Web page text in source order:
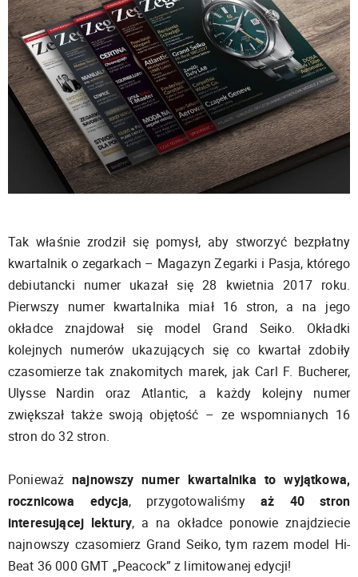
Tak właśnie zrodził się pomysł, aby stworzyć bezpłatny
kwartalnik o zegarkach – Magazyn Zegarki i Pasja, którego
debiutancki numer ukazał się 28 kwietnia 2017 roku.
Pierwszy numer kwartalnika miał 16 stron, a na jego
okładce znajdował się model Grand Seiko. Okładki
kolejnych numerów ukazujących się co kwartał zdobiły
czasomierze tak znakomitych marek, jak Carl F. Bucherer,
Ulysse Nardin oraz Atlantic, a każdy kolejny numer
zwiększał także swoją objętość – ze wspomnianych 16
stron do 32 stron.
Ponieważnajnowszy numer kwartalnika to wyjątkowa,
rocznicowa edycja, przygotowaliśmy aż 40 stron
interesującej lektury, a na okładce ponowie znajdziecie
najnowszy czasomierz Grand Seiko, tym razem model Hi-
Beat 36 000 GMT „Peacock” z limitowanej edycji!